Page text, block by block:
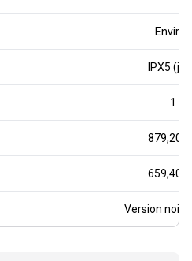
IPX5
1
879,20
659,40
Version